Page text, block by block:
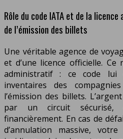
Rôle du code IATA et de la
de l’émission des billets
Une véritable agence de
et d’une licence officielle.
administratif : ce code lui
inventaires des
l’émission des billets.
par un circuit sécurisé,
financièrement. En cas de
d’annulation massive,